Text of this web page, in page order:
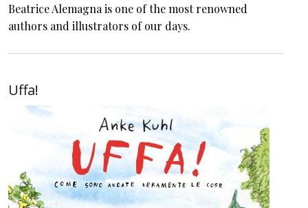
Beatrice Alemagna is one of the most renowned
authors and illustrators of our days.
Uffa!